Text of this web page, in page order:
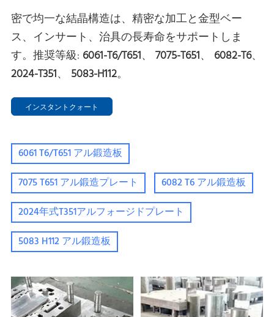
密で均一な結晶構造は、精密な加工と金型ベー
ス、インサート、治具の長寿命をサポートしま
す。推奨等級: 6061-T6/T651、 7075-T651、 6082-T6、
2024-T351、 5083-H112。
インスタントクォート
6061 T6/T651 アル鍛造板
7075 T651 アル鍛造プレート
6082 T6 アル鍛造板
2024年式T351アルフォージドプレート
5083 H112 アル鍛造板